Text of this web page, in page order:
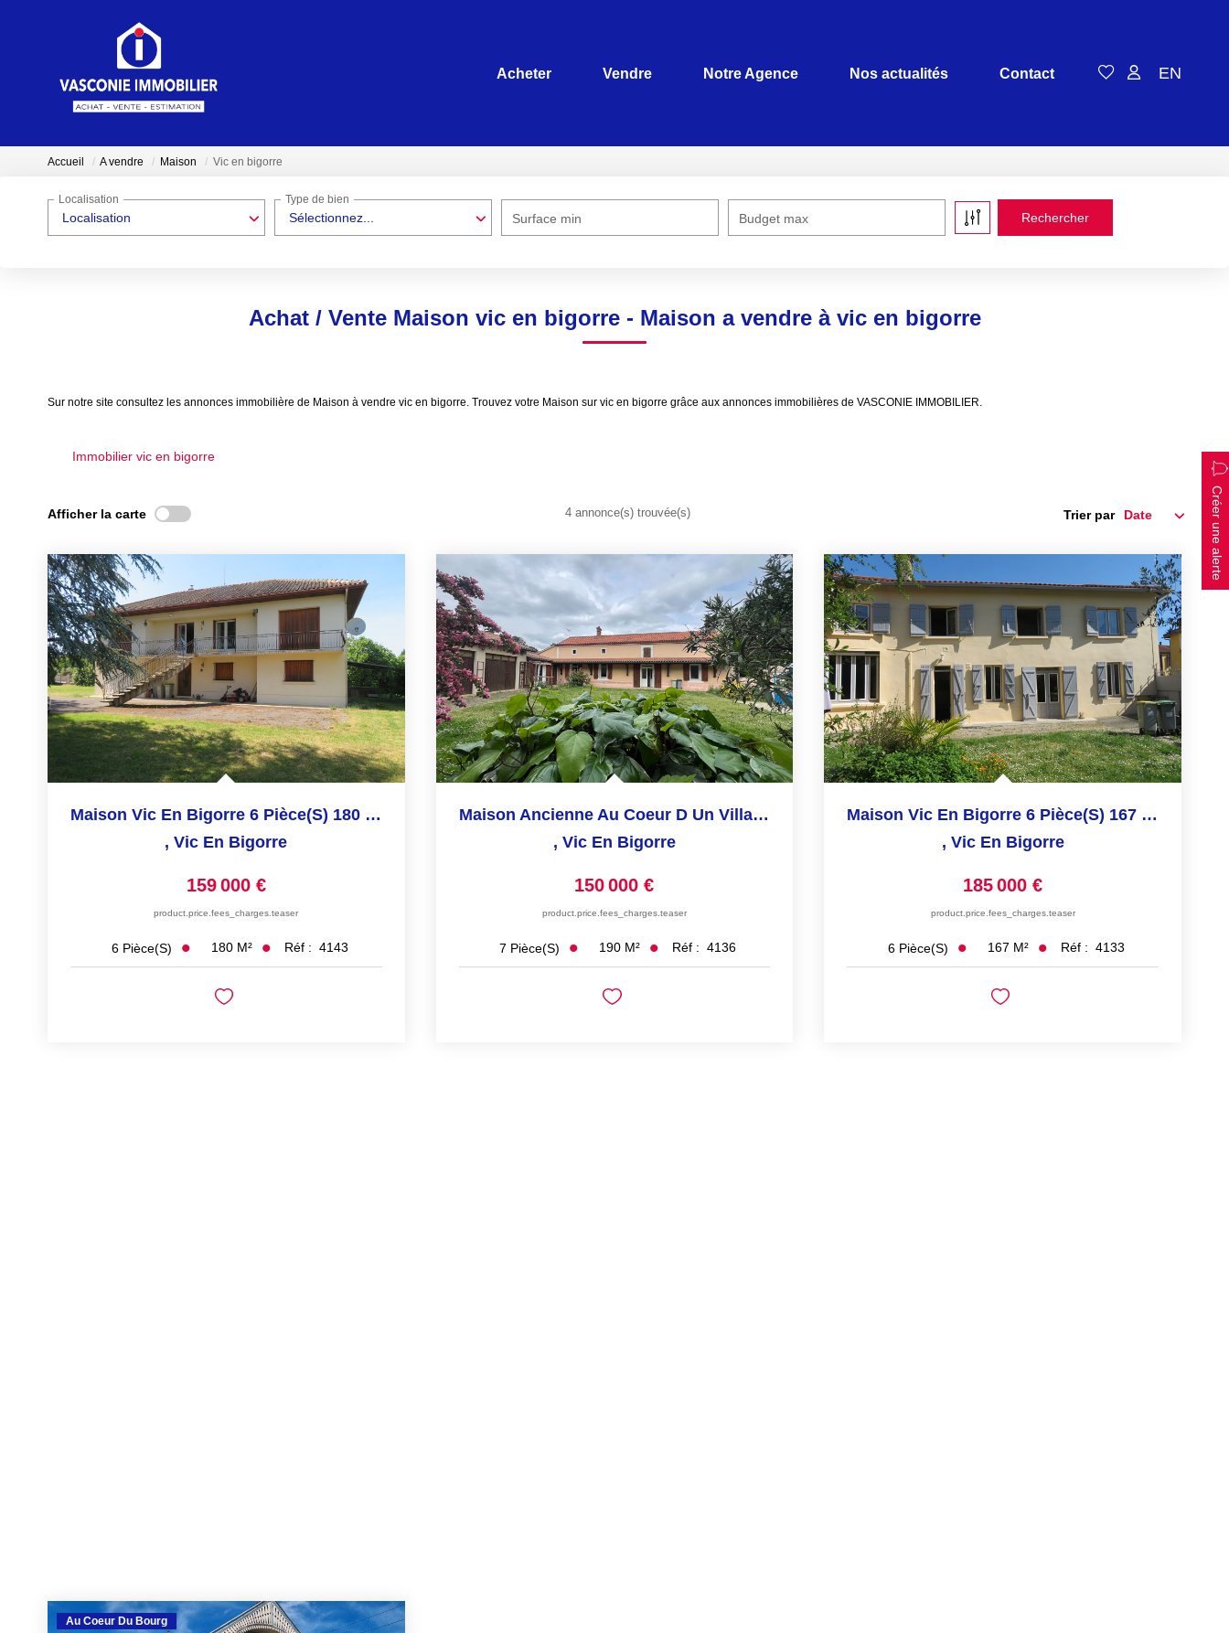
Acheter Vendre Notre Agence Nos actualités Contact EN
Accueil A vendre Maison Vic en bigorre
Localisation
Localisation
Sélectionnez...
Type de bien
Surface min Budget max
Achat / Vente Maison vic en bigorre - Maison a vendre à vic en bigorre
Sur notre site consultez les annonces immobilière de Maison à vendre vic en bigorre. Trouvez votre Maison sur vic en bigorre grâce aux annonces immobilières de VASCONIE IMMOBILIER.
Immobilier vic en bigorre
Créer une alerte
Afficher la carte 4 annonce(s) trouvée(s) Trier par
Maison Vic En Bigorre 6 Pièce(s) 180 M2
,Vic En Bigorre
159 000 €
product.price.fees_charges.teaser
6 Pièce(s) 180 M² Réf : 4143
Maison Ancienne Au Coeur D Un Village À Proximité De Vic En...
, Vic En Bigorre
150 000 €
product.price.fees_charges.teaser
7 Pièce(s) 190 M² Réf : 4136
Maison Vic En Bigorre 6 Pièce(s) 167 M2
, Vic En Bigorre
185 000 €
product.price.fees_charges.teaser
6 Pièce(s) 167 M² Réf : 4133
Au Coeur Du Bourg